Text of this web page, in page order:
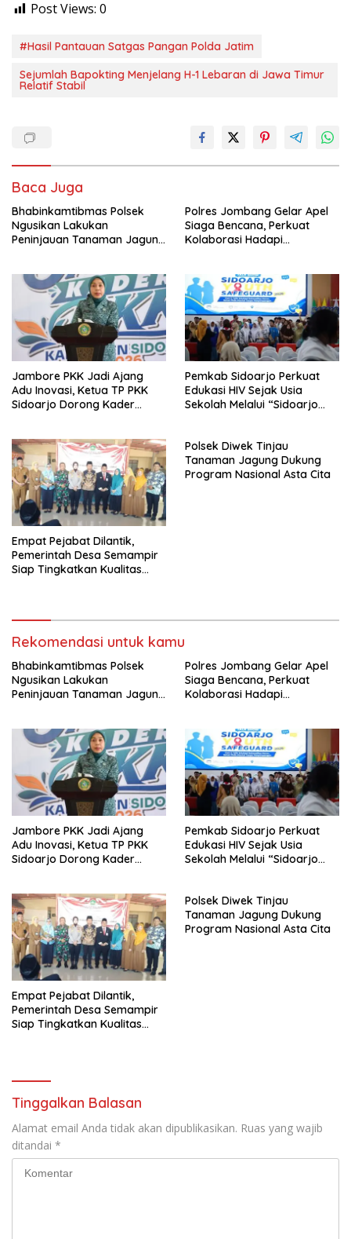
Post Views: 0
#Hasil Pantauan Satgas Pangan Polda Jatim
Sejumlah Bapokting Menjelang H-1 Lebaran di Jawa Timur
Relatif Stabil
Baca Juga
Bhabinkamtibmas Polsek
Ngusikan Lakukan
Peninjauan Tanaman Jagung
Polres Jombang Gelar Apel
Siaga Bencana, Perkuat
Kolaborasi Hadapi
Jambore PKK Jadi Ajang
Adu Inovasi, Ketua TP PKK
Sidoarjo Dorong Kader
Pemkab Sidoarjo Perkuat
Edukasi HIV Sejak Usia
Sekolah Melalui “Sidoarjo
Empat Pejabat Dilantik,
Pemerintah Desa Semampir
Siap Tingkatkan Kualitas
Polsek Diwek Tinjau
Tanaman Jagung Dukung
Program Nasional Asta Cita
Rekomendasi untuk kamu
Bhabinkamtibmas Polsek
Ngusikan Lakukan
Peninjauan Tanaman Jagung
Polres Jombang Gelar Apel
Siaga Bencana, Perkuat
Kolaborasi Hadapi
Jambore PKK Jadi Ajang
Adu Inovasi, Ketua TP PKK
Sidoarjo Dorong Kader
Pemkab Sidoarjo Perkuat
Edukasi HIV Sejak Usia
Sekolah Melalui “Sidoarjo
Empat Pejabat Dilantik,
Pemerintah Desa Semampir
Siap Tingkatkan Kualitas
Polsek Diwek Tinjau
Tanaman Jagung Dukung
Program Nasional Asta Cita
Tinggalkan Balasan
Alamat email Anda tidak akan dipublikasikan. Ruas yang wajib
ditandai *